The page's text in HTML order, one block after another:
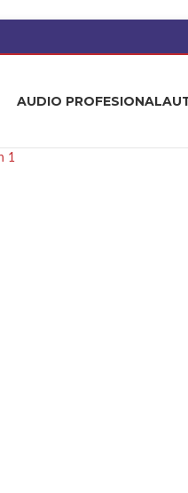
AUDIO PROFESIONAL